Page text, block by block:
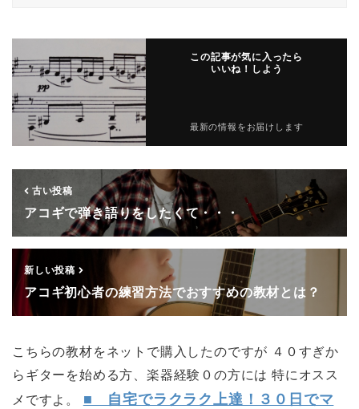
この記事が気に入ったら
いいね！しよう
最新の情報をお届けします
古い投稿
アコギで弾き語りをしたくて・・・
新しい投稿
アコギ初心者の練習方法でおすすめの教材とは？
こちらの教材をネットで購入したのですが ４０すぎか
らギターを始める方、楽器経験０の方には 特にオスス
メですよ。 ■ 自宅でラクラク上達！３０日でマ